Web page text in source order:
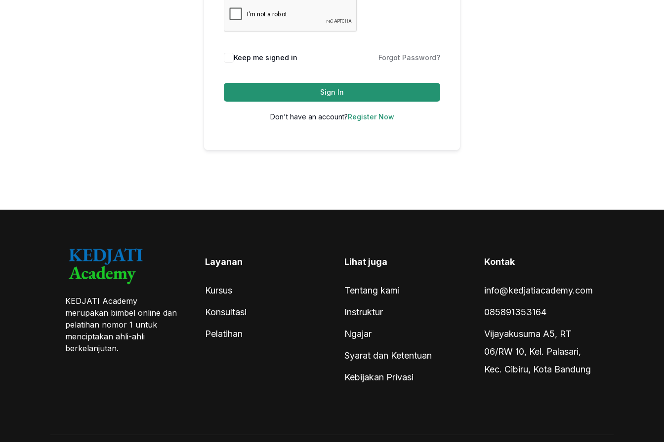
Keep me signed in Forgot Password?
Sign In
Don't have an account?Register Now
KEDJATI Academy
merupakan bimbel online dan
pelatihan nomor 1 untuk
menciptakan ahli-ahli
berkelanjutan.
Layanan
Kursus
Konsultasi
Pelatihan
Lihat juga
Tentang kami
Instruktur
Ngajar
Syarat dan Ketentuan
Kebijakan Privasi
Kontak
info@kedjatiacademy.com
085891353164
Vijayakusuma A5, RT
06/RW 10, Kel. Palasari,
Kec. Cibiru, Kota Bandung